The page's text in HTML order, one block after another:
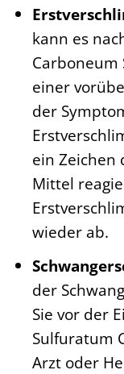
kann es
Carboneum
einer
der
ein Zeichen
Mittel
wieder ab.
der
Sie vor der
Sulfuratum
Arzt oder